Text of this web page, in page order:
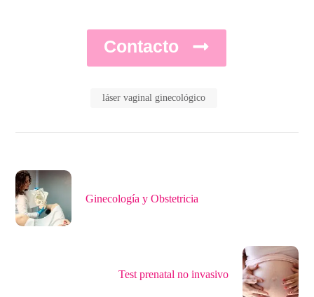
Contacto
láser vaginal ginecológico
Ginecología y Obstetricia
Test prenatal no invasivo